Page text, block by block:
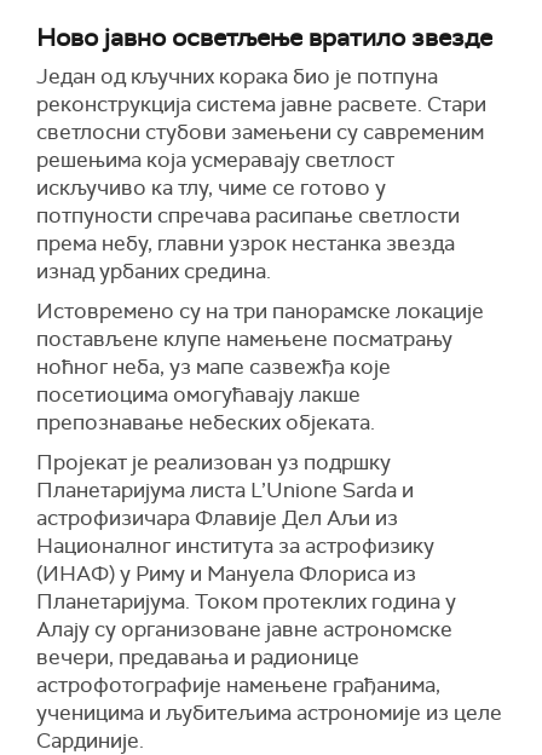
Ново јавно осветљење вратило звезде
Један од кључних корака био је потпуна
реконструкција система јавне расвете. Стари
светлосни стубови замењени су савременим
решењима која усмеравају светлост
искључиво ка тлу, чиме се готово у
потпуности спречава расипање светлости
према небу, главни узрок нестанка звезда
изнад урбаних средина.
Истовремено су на три панорамске локације
постављене клупе намењене посматрању
ноћног неба, уз мапе сазвежђа које
посетиоцима омогућавају лакше
препознавање небеских објеката.
Пројекат је реализован уз подршку
Планетаријума листа L’Unione Sarda и
астрофизичара Флавије Дел Аљи из
Националног института за астрофизику
(ИНАФ) у Риму и Мануела Флориса из
Планетаријума. Током протеклих година у
Алају су организоване јавне астрономске
вечери, предавања и радионице
астрофотографије намењене грађанима,
ученицима и љубитељима астрономије из целе
Сардиније.